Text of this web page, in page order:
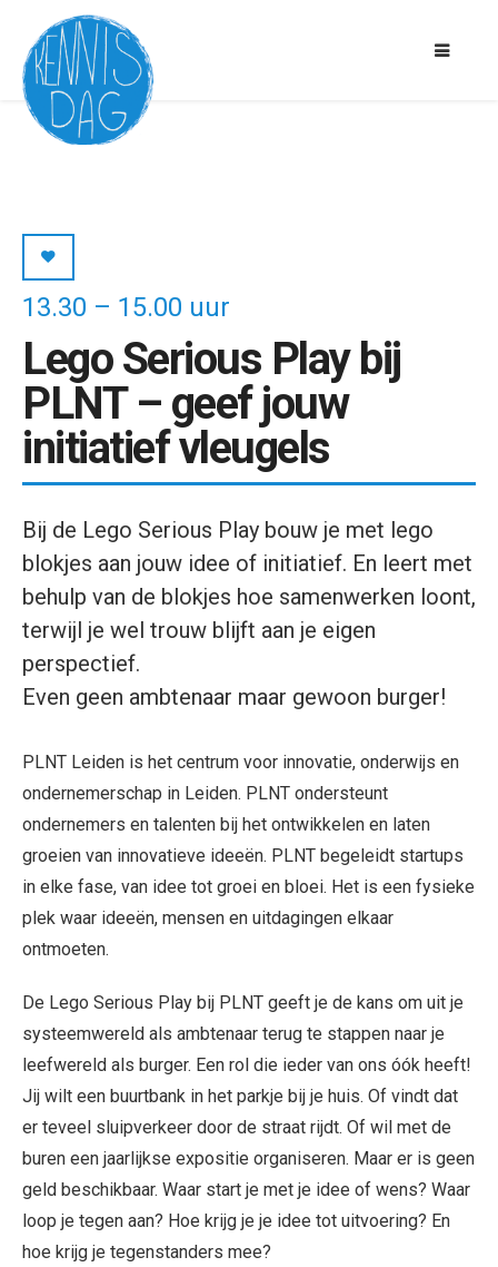
13.30 – 15.00 uur
Lego Serious Play bij
PLNT – geef jouw
initiatief vleugels
Bij de Lego Serious Play bouw je met lego
blokjes aan jouw idee of initiatief. En leert met
behulp van de blokjes hoe samenwerken loont,
terwijl je wel trouw blijft aan je eigen
perspectief.
Even geen ambtenaar maar gewoon burger!
PLNT Leiden is het centrum voor innovatie, onderwijs en
ondernemerschap in Leiden. PLNT ondersteunt
ondernemers en talenten bij het ontwikkelen en laten
groeien van innovatieve ideeën. PLNT begeleidt startups
in elke fase, van idee tot groei en bloei. Het is een fysieke
plek waar ideeën, mensen en uitdagingen elkaar
ontmoeten.
De Lego Serious Play bij PLNT geeft je de kans om uit je
systeemwereld als ambtenaar terug te stappen naar je
leefwereld als burger. Een rol die ieder van ons óók heeft!
Jij wilt een buurtbank in het parkje bij je huis. Of vindt dat
er teveel sluipverkeer door de straat rijdt. Of wil met de
buren een jaarlijkse expositie organiseren. Maar er is geen
geld beschikbaar. Waar start je met je idee of wens? Waar
loop je tegen aan? Hoe krijg je je idee tot uitvoering? En
hoe krijg je tegenstanders mee?